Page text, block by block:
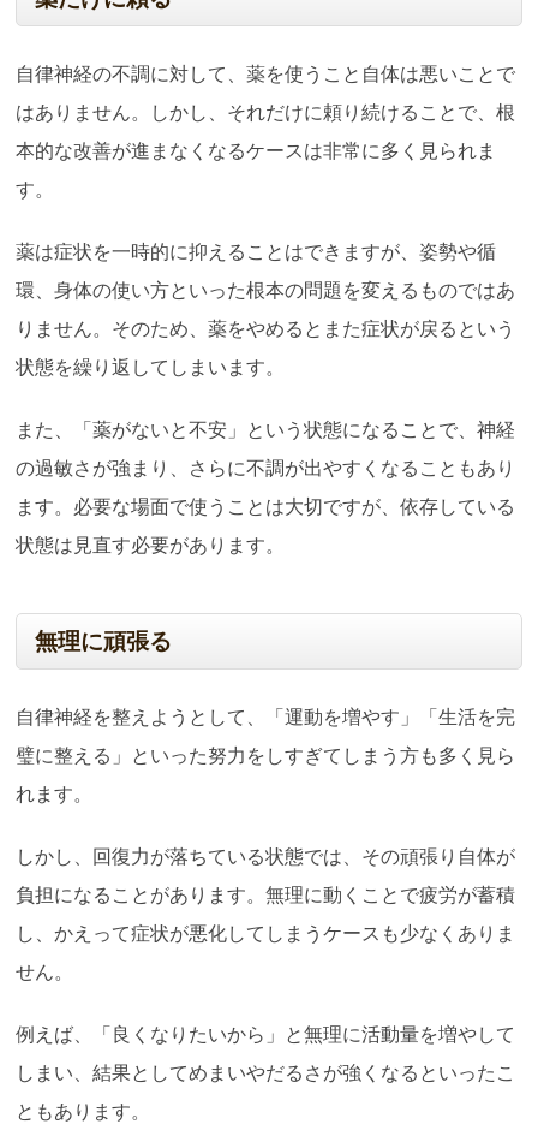
自律神経の不調に対して、薬を使うこと自体は悪いことで
はありません。しかし、それだけに頼り続けることで、根
本的な改善が進まなくなるケースは非常に多く見られま
す。
薬は症状を一時的に抑えることはできますが、姿勢や循
環、身体の使い方といった根本の問題を変えるものではあ
りません。そのため、薬をやめるとまた症状が戻るという
状態を繰り返してしまいます。
また、「薬がないと不安」という状態になることで、神経
の過敏さが強まり、さらに不調が出やすくなることもあり
ます。必要な場面で使うことは大切ですが、依存している
状態は見直す必要があります。
無理に頑張る
自律神経を整えようとして、「運動を増やす」「生活を完
璧に整える」といった努力をしすぎてしまう方も多く見ら
れます。
しかし、回復力が落ちている状態では、その頑張り自体が
負担になることがあります。無理に動くことで疲労が蓄積
し、かえって症状が悪化してしまうケースも少なくありま
せん。
例えば、「良くなりたいから」と無理に活動量を増やして
しまい、結果としてめまいやだるさが強くなるといったこ
ともあります。